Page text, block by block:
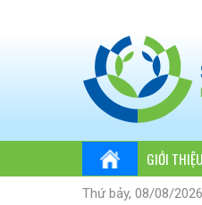
GIỚI THIỆU
Thứ bảy, 08/08/